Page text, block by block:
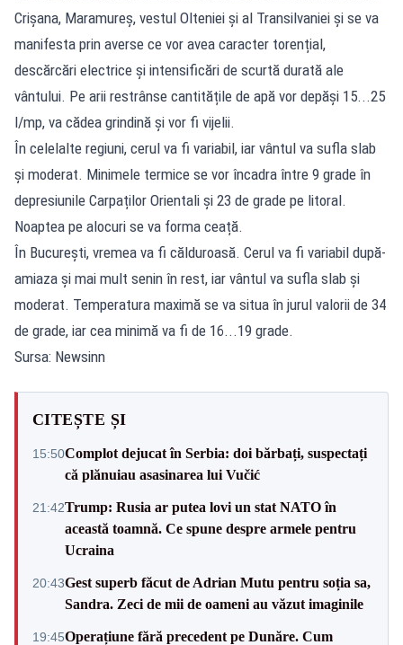
Crișana, Maramureș, vestul Olteniei și al Transilvaniei și se va
manifesta prin averse ce vor avea caracter torențial,
descărcări electrice și intensificări de scurtă durată ale
vântului. Pe arii restrânse cantitățile de apă vor depăși 15...25
l/mp, va cădea grindină și vor fi vijelii.
În celelalte regiuni, cerul va fi variabil, iar vântul va sufla slab
și moderat. Minimele termice se vor încadra între 9 grade în
depresiunile Carpaților Orientali și 23 de grade pe litoral.
Noaptea pe alocuri se va forma ceață.
În București, vremea va fi călduroasă. Cerul va fi variabil după-
amiaza și mai mult senin în rest, iar vântul va sufla slab și
moderat. Temperatura maximă se va situa în jurul valorii de 34
de grade, iar cea minimă va fi de 16...19 grade.
Sursa: Newsinn
CITEȘTE ȘI
15:50Complot dejucat în Serbia: doi bărbați, suspectați
că plănuiau asasinarea lui Vučić
21:42Trump: Rusia ar putea lovi un stat NATO în
această toamnă. Ce spune despre armele pentru
Ucraina
20:43Gest superb făcut de Adrian Mutu pentru soția sa,
Sandra. Zeci de mii de oameni au văzut imaginile
19:45Operațiune fără precedent pe Dunăre. Cum